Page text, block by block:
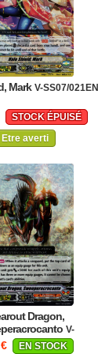
Mark V-SS07/021EN
STOCK ÉPUISÉ
Etre averti
Dragon,
V-
026EN
EN STOCK